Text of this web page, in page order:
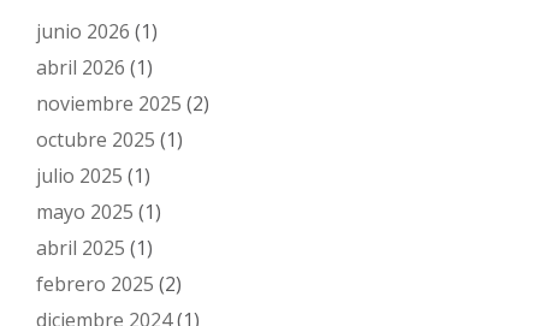
junio 2026 (1)
abril 2026 (1)
noviembre 2025 (2)
octubre 2025 (1)
julio 2025 (1)
mayo 2025 (1)
abril 2025 (1)
febrero 2025 (2)
diciembre 2024(1)